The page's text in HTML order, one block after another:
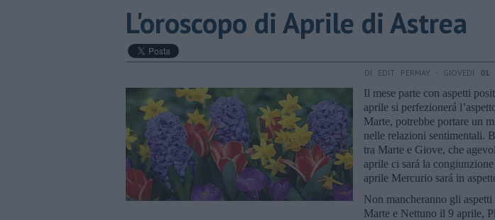
L'oroscopo di Aprile di Astrea
DI EDIT PERMAY - GIOVEDÌ 01
Il mese parte con aspetti
aprile si perfezionerá
Marte, potrebbe portare un
nelle relazioni sentimentali.
tra Marte e Giove, che
aprile ci sará la
aprile Mercurio sará in
Non mancheranno gli
Marte e Nettuno il 9 aprile,